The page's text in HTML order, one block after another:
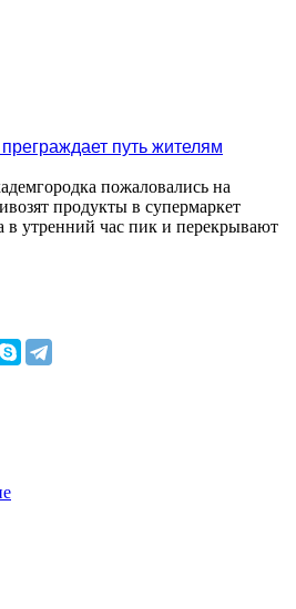
путь жителям
пожаловались на
продукты в супермаркет
в утренний час пик и перекрывают